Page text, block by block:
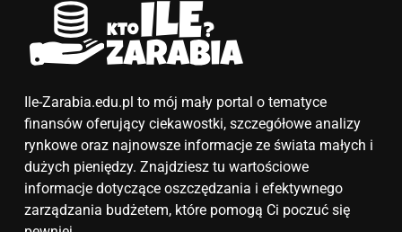
Ile zarabia podolog: poznajmy
średnie zarobki na tym
ZAROBKI
6
Akcje charytatywne w szkole:
pomysły i przykłady, które
zainspirują
ZAROBKI
Ile-Zarabia.edu.pl to mój mały portal o tematyce
finansów oferujący ciekawostki, szczegółowe analizy
rynkowe oraz najnowsze informacje ze świata małych i
dużych pieniędzy. Znajdziesz tu wartościowe
informacje dotyczące oszczędzania i efektywnego
zarządzania budżetem, które pomogą Ci poczuć się